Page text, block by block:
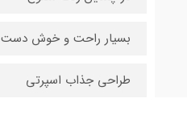
بسیار راحت و خوش دست
طراحی جذاب اسپرتی